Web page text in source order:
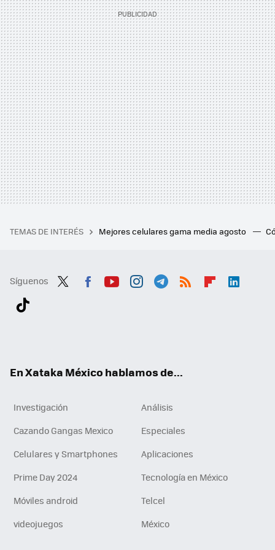
TEMAS DE INTERÉS Mejores celulares gama media agosto
Síguenos
En Xataka México hablamos de...
Investigación
Análisis
Cazando Gangas Mexico
Especiales
Celulares y Smartphones
Aplicaciones
Prime Day 2024
Tecnología en México
Móviles android
Telcel
videojuegos
México